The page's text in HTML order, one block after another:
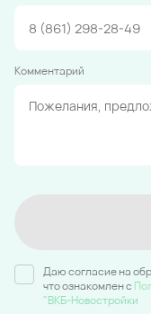
Комментарий
Даю согласие на
что ознакомлен c
"ВКБ-Новостройки